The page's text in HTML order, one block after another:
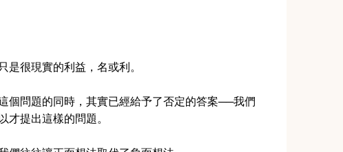
是很現實的利益，名或利。
個問題的同時，其實已經給予了否定的答案──我們
才提出這樣的問題。